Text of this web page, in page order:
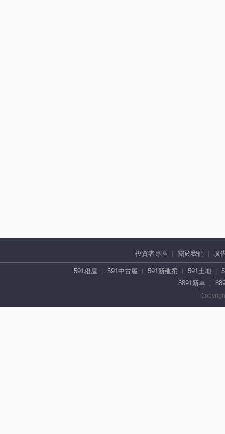
投資者專區 關於我們 廣
591租屋 591中古屋 591新建案 591土地
8891新車